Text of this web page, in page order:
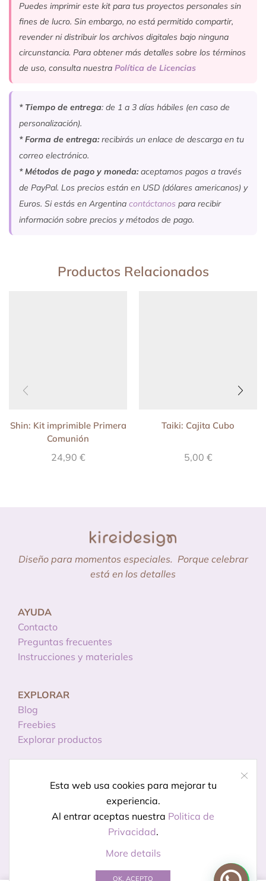
Puedes imprimir este kit para tus proyectos personales sin
fines de lucro. Sin embargo, no está permitido compartir,
revender ni distribuir los archivos digitales bajo ninguna
circunstancia. Para obtener más detalles sobre los términos
de uso, consulta nuestra Política de Licencias
* Tiempo de entrega: de 1 a 3 días hábiles (en caso de
personalización).
* Forma de entrega:recibirás un enlace de descarga en tu
correo electrónico.
* Métodos de pago y moneda:aceptamos pagos a través
de PayPal. Los precios están en USD (dólares americanos) y
Euros. Si estás en Argentina contáctanos para recibir
información sobre precios y métodos de pago.
Productos Relacionados
Shin: Kit imprimible Primera
Comunión
24,90 €
Taiki: Cajita Cubo
5,00 €
Esta web usa cookies para mejorar tu
experiencia.
Al entrar aceptas nuestra Politica de
Privacidad.
More details
OK, ACEPTO
Diseño para momentos especiales. Porque celebrar
está en los detalles
AYUDA
Contacto
Preguntas frecuentes
Instrucciones y materiales
EXPLORAR
Blog
Freebies
Explorar productos
Licencias de uso
Política de privacidad
Aviso legal